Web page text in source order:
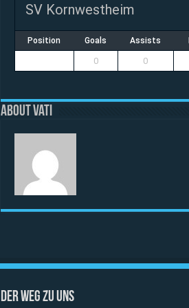
SV Kornwestheim
Position Goals Assists
0 0
About vati
Der Weg zu uns